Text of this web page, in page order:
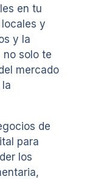
en tu
y
y la
no solo te
mercado
de
para
los